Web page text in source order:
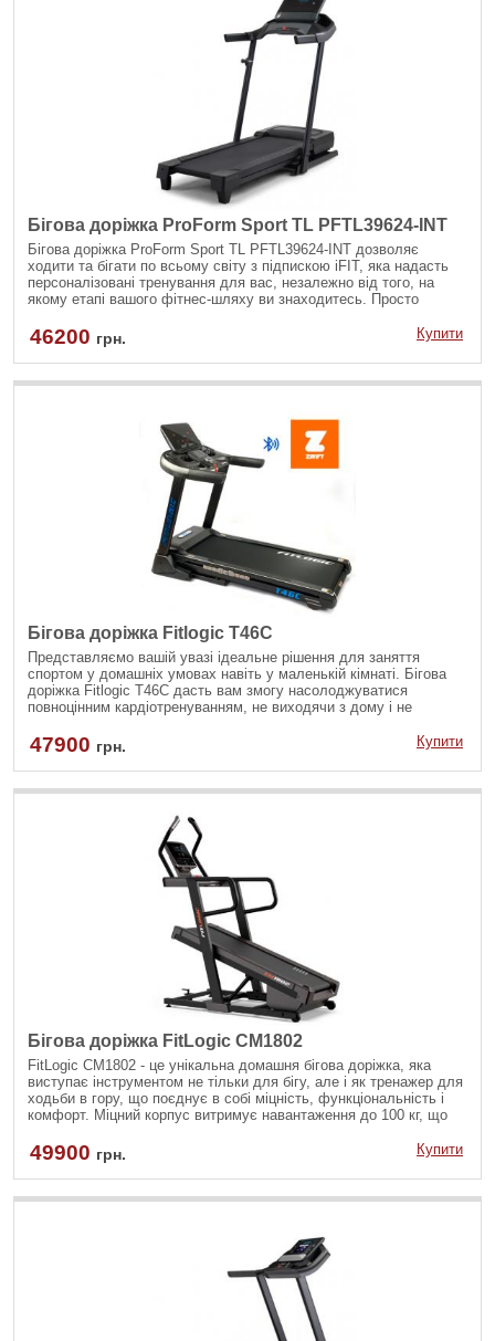
Бігова доріжка ProForm Sport TL PFTL39624-INT
Бігова доріжка ProForm Sport TL PFTL39624-INT дозволяє
ходити та бігати по всьому світу з підпискою iFIT, яка надасть
персоналізовані тренування для вас, незалежно від того, на
якому етапі вашого фітнес-шляху ви знаходитесь. Просто
насолоджуватися тисячами тренувань на відкритому повітрі під
керівництвом тренерів iFIT.
46200 грн. Купити
Бігова доріжка Fitlogic T46C
Представляємо вашій увазі ідеальне рішення для заняття
спортом у домашніх умовах навіть у маленькій кімнаті. Бігова
доріжка Fitlogic T46C дасть вам змогу насолоджуватися
повноцінним кардіотренуванням, не виходячи з дому і не
бігуном або тільки починаєте приводити себе у форму, цей
снаряд здатний запропонувати вам ефективний спосіб
залишатися активним. Завдяки елегантному дизайну і простим у
використанні функціям/ Fitlogic T46C ідеально доповнить будь-
47900 грн. Купити
Бігова доріжка FitLogic CM1802
FitLogic CM1802 - це унікальна домашня бігова доріжка, яка
виступає інструментом не тільки для бігу, але і як тренажер для
ходьби в гору, що поєднує в собі міцність, функціональність і
комфорт. Міцний корпус витримує навантаження до 100 кг, що
49900 грн. Купити